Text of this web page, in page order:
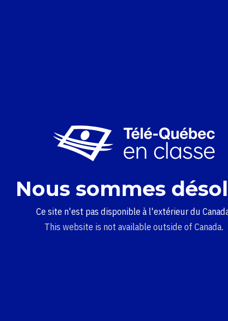
Nous sommes
Ce site n'est pas disponible à l'extérieur du
This website is not available outside of Canada.